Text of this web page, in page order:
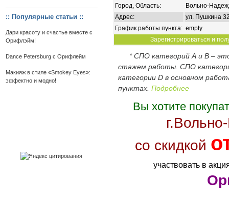
:: Популярные статьи ::
Дари красоту и счастье вместе с
Орифлэйм!
Dance Petersburg с Орифлейм
Макияж в стиле «Smokey Eyes»:
эффектно и модно!
Город, Область:
Вольно-
Адрес:
ул. Пушкина
График работы пункта: empty
Зарегистрироваться и
* СПО категорий А и В –
стажем работы. СПО
категории D в основном
пунктах. Подробнее
Вы хотите
со скидкой
участвовать в